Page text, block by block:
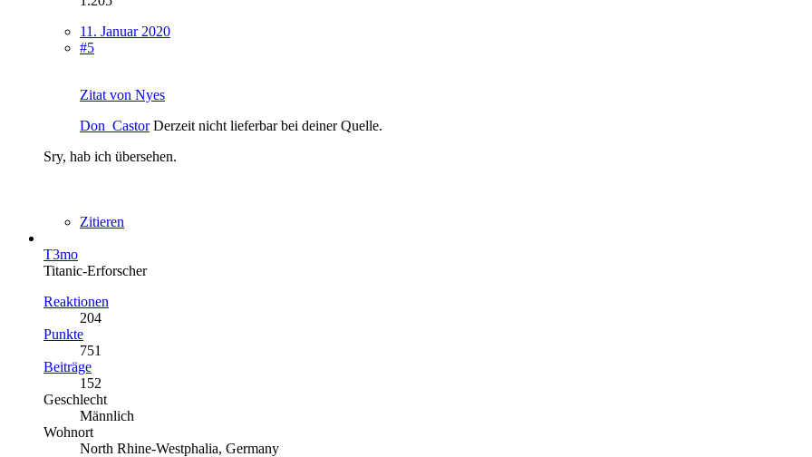
11. Januar 2020
#5
Zitat von Nyes
Don_CastorDerzeit nicht lieferbar bei deiner Quelle.
Sry, hab ich übersehen.
Zitieren
T3mo
Titanic-Erforscher
Reaktionen
204
Punkte
751
Beiträge
152
Geschlecht
Männlich
Wohnort
North Rhine-Westphalia, Germany